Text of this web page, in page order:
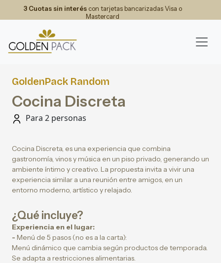
3 Cuotas sin interéscon tarjetas bancarizadas Visa o
Mastercard
GoldenPack Random
Cocina Discreta
Para 2 personas
Cocina Discreta, es una experiencia que combina
gastronomía, vinos y música en un piso privado, generando un
ambiente íntimo y creativo. La propuesta invita a vivir una
experiencia similar a una reunión entre amigos, en un
entorno moderno, artístico y relajado.
¿Qué incluye?
Experiencia en el lugar:
- Menú de 5 pasos (no es a la carta):
Menú dinámico que cambia según productos de temporada.
Se adapta a restricciones alimentarias.